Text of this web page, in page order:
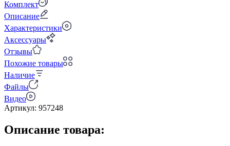
Комплект
Описание
Характеристики
Аксессуары
Отзывы
Похожие товары
Наличие
Файлы
Видео
Артикул: 957248
Описание товара: